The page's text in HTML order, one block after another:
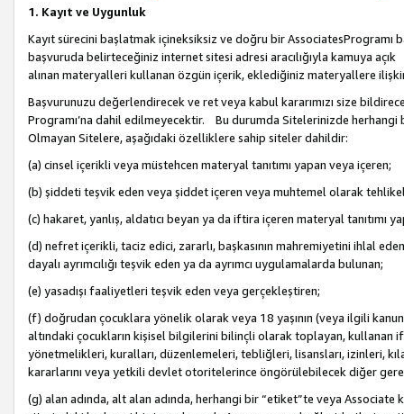
1. Kayıt ve Uygunluk
Kayıt sürecini başlatmak içineksiksiz ve doğru bir AssociatesProgramı
başvuruda belirteceğiniz internet sitesi adresi aracılığıyla kamuya
alınan materyalleri kullanan özgün içerik, eklediğiniz materyallere
Başvurunuzu değerlendirecek ve ret veya kabul kararımızı size
Programı’na dahil edilmeyecektir. Bu durumda Sitelerinizde herhangi
Olmayan Sitelere, aşağıdaki özelliklere sahip siteler dahildir:
(a) cinsel içerikli veya müstehcen materyal tanıtımı yapan veya içeren;
(b) şiddeti teşvik eden veya şiddet içeren veya muhtemel olarak
(c) hakaret, yanlış, aldatıcı beyan ya da iftira içeren materyal tanıtımı
(d) nefret içerikli, taciz edici, zararlı, başkasının mahremiyetini ihlal
dayalı ayrımcılığı teşvik eden ya da ayrımcı uygulamalarda bulunan;
(e) yasadışı faaliyetleri teşvik eden veya gerçekleştiren;
(f) doğrudan çocuklara yönelik olarak veya 18 yaşının (veya ilgili
altındaki çocukların kişisel bilgilerini bilinçli olarak toplayan, kullanan
yönetmelikleri, kuralları, düzenlemeleri, tebliğleri, lisansları, izinleri,
kararlarını veya yetkili devlet otoritelerince öngörülebilecek diğer
(g) alan adında, alt alan adında, herhangi bir “etiket”te veya